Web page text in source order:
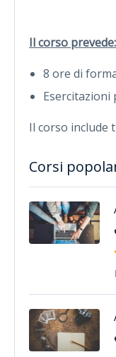
Il corso prevede:
8 ore di
Il corso include
Corsi